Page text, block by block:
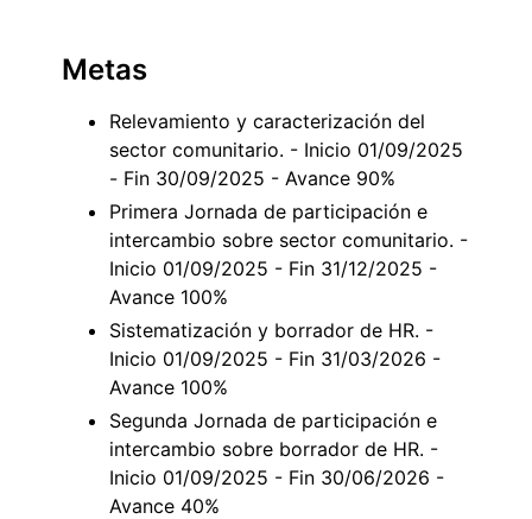
Metas
Relevamiento y caracterización del
sector comunitario. - Inicio 01/09/2025
- Fin 30/09/2025 - Avance 90%
Primera Jornada de participación e
intercambio sobre sector comunitario. -
Inicio 01/09/2025 - Fin 31/12/2025 -
Avance 100%
Sistematización y borrador de HR. -
Inicio 01/09/2025 - Fin 31/03/2026 -
Avance 100%
Segunda Jornada de participación e
intercambio sobre borrador de HR. -
Inicio 01/09/2025 - Fin 30/06/2026 -
Avance 40%